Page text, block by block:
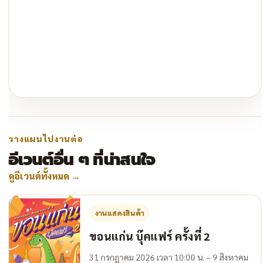
วางแผนไปงานต่อ
อีเวนต์อื่น ๆ ที่น่าสนใจ
ดูอีเวนต์ทั้งหมด →
งานแสดงสินค้า
ขอนแก่น บุ๊คแฟร์ ครั้งที่ 2
31 กรกฎาคม 2026 เวลา 10:00 น. – 9 สิงหาคม